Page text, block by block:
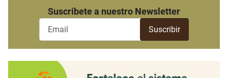
Suscribete a nuestro Newsletter